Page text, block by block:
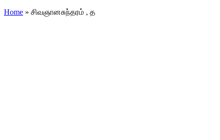
Home » சிவஞானசுந்தரம் , த